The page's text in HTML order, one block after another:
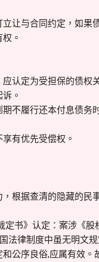
让与合同约定，如果
。
认定为受担保的债权
。
不履行还本付息债务
有优先受偿权。
根据查清的隐藏的民
书》认定：案涉《
法律制度中虽无明文
公序良俗,应属有效